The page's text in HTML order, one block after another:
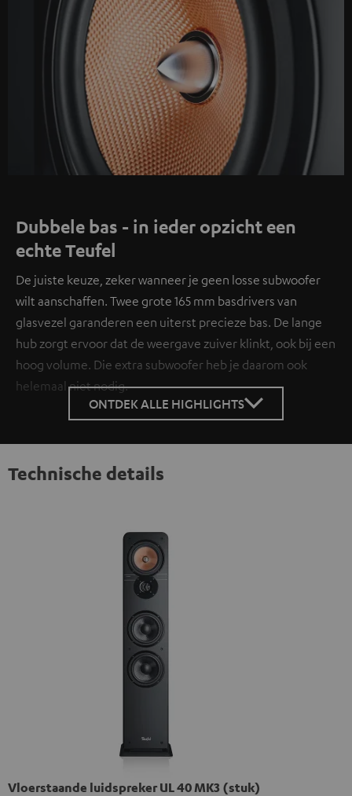
Dubbele bas - in ieder opzicht een
echte Teufel
De juiste keuze, zeker wanneer je geen losse subwoofer
wilt aanschaffen. Twee grote 165 mm basdrivers van
glasvezel garanderen een uiterst precieze bas. De lange
hub zorgt ervoor dat de weergave zuiver klinkt, ook bij een
hoog volume. Die extra subwoofer heb je daarom ook
helemaal niet nodig.
ONTDEK ALLE HIGHLIGHTS
Technische details
Vloerstaande luidspreker UL 40 MK3 (stuk)